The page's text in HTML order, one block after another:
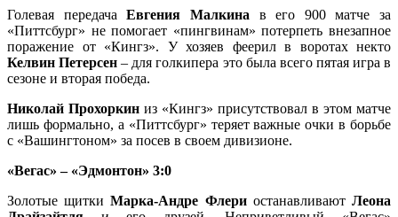
Голевая передачаЕвгения Малкина в его 900 матче за
«Питтсбург» не помогает «пингвинам» потерпеть внезапное
поражение от «Кингз». У хозяев феерил в воротах некто
Келвин Петерсен – для голкипера это была всего пятая игра в
сезоне и вторая победа.
Николай Прохоркин из «Кингз» присутствовал в этом матче
лишь формально, а «Питтсбург» теряет важные очки в борьбе
с «Вашингтоном» за посев в своем дивизионе.
«Вегас» – «Эдмонтон» 3:0
Золотые щиткиМарка-Андре ФлериостанавливаютЛеона